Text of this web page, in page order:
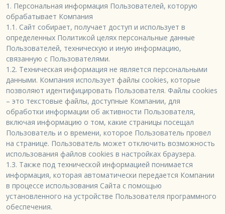
1. Персональная информация Пользователей, которую
обрабатывает Компания
1.1. Сайт собирает, получает доступ и использует в
определенных Политикой целях персональные данные
Пользователей, техническую и иную информацию,
связанную с Пользователями.
1.2. Техническая информация не является персональными
данными. Компания использует файлы cookies, которые
позволяют идентифицировать Пользователя. Файлы cookies
– это текстовые файлы, доступные Компании, для
обработки информации об активности Пользователя,
включая информацию о том, какие страницы посещал
Пользователь и о времени, которое Пользователь провел
на странице. Пользователь может отключить возможность
использования файлов cookies в настройках браузера.
1.3. Также под технической информацией понимается
информация, которая автоматически передается Компании
в процессе использования Сайта с помощью
установленного на устройстве Пользователя программного
обеспечения.